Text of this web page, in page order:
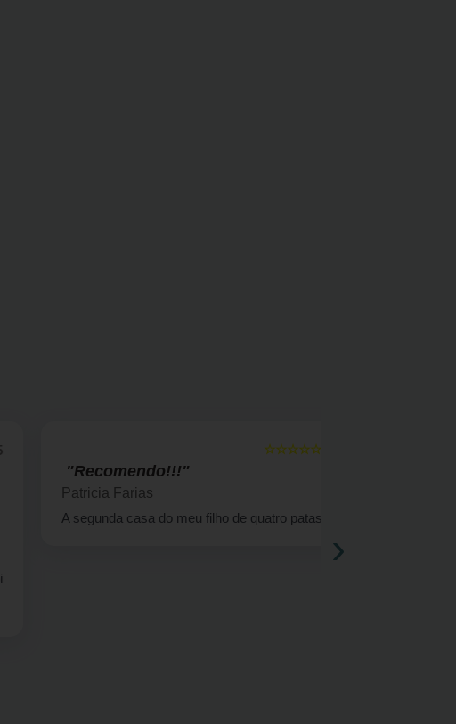
5
☆☆☆☆☆
"Recomendo!!!"
Patricia Farias
A segunda casa do meu filho de quatro patas
›